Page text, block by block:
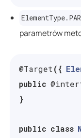
parametrów
@Target ({
public
}
public class